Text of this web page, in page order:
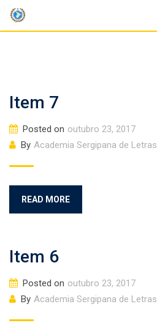
Skip
Item 7
Posted on outubro 23, 2017
By Academia Sergipana de Letras
READ MORE
Item 6
Posted on outubro 23, 2017
By Academia Sergipana de Letras